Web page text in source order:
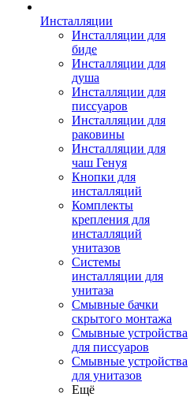
Инсталляции
Инсталляции для
биде
Инсталляции для
душа
Инсталляции для
писсуаров
Инсталляции для
раковины
Инсталляции для
чаш Генуя
Кнопки для
инсталляций
Комплекты
крепления для
инсталляций
унитазов
Системы
инсталляции для
унитаза
Смывные бачки
скрытого монтажа
Смывные устройства
для писсуаров
Смывные устройства
для унитазов
Ещё